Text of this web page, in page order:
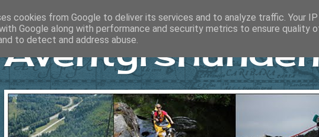
cookies from Google to deliver its services and to analyze traffic. Your
Google along with performance and security metrics to ensure quality
to detect and address abuse.